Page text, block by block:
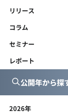
リリース
コラム
セミナー
レポート
公開年から探
2026年